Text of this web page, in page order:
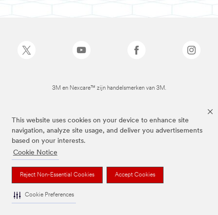
This website uses cookies on your device to enhance site
navigation, analyze site usage, and deliver you advertisements
based on your interests.
Cookie Notice
Reject Non-Essential Cookies Accept Cookies
Cookie Preferences
3M en Nexcare™ zijn handelsmerken van 3M.